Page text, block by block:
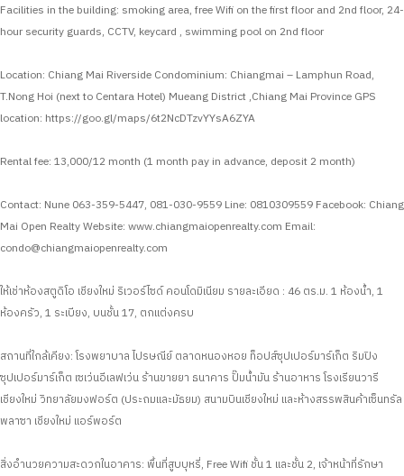
Facilities in the building: smoking area, free Wifi on the first floor and 2nd floor, 24-
hour security guards, CCTV, keycard , swimming pool on 2nd floor
Location: Chiang Mai Riverside Condominium: Chiangmai – Lamphun Road,
T.Nong Hoi (next to Centara Hotel) Mueang District ,Chiang Mai Province GPS
location: https://goo.gl/maps/6t2NcDTzvYYsA6ZYA
Rental fee: 13,000/12 month (1 month pay in advance, deposit 2 month)
Contact: Nune 063-359-5447, 081-030-9559 Line: 0810309559 Facebook: Chiang
Mai Open RealtyWebsite: www.chiangmaiopenrealty.com Email:
condo@chiangmaiopenrealty.com
ให้เช่าห้องสตูดิโอ เชียงใหม่ ริเวอร์ไซด์ คอนโดมิเนียม รายละเอียด : 46 ตร.ม. 1 ห้องน้ำ, 1
ห้องครัว, 1 ระเบียง, บนชั้น 17, ตกแต่งครบ
สถานที่ใกล้เคียง: โรงพยาบาล ไปรษณีย์ ตลาดหนองหอย ท็อปส์ซุปเปอร์มาร์เก็ต ริมปิง
ซุปเปอร์มาร์เก็ต เซเว่นอีเลฟเว่น ร้านขายยา ธนาคาร ปั๊มน้ำมัน ร้านอาหาร โรงเรียนวารี
เชียงใหม่ วิทยาลัยมงฟอร์ต (ประถมและมัธยม) สนามบินเชียงใหม่ และห้างสรรพสินค้าเซ็นทรัล
พลาซา เชียงใหม่ แอร์พอร์ต
สิ่งอำนวยความสะดวกในอาคาร: พื้นที่สูบบุหรี่, Free Wifi ชั้น 1 และชั้น 2, เจ้าหน้าที่รักษา